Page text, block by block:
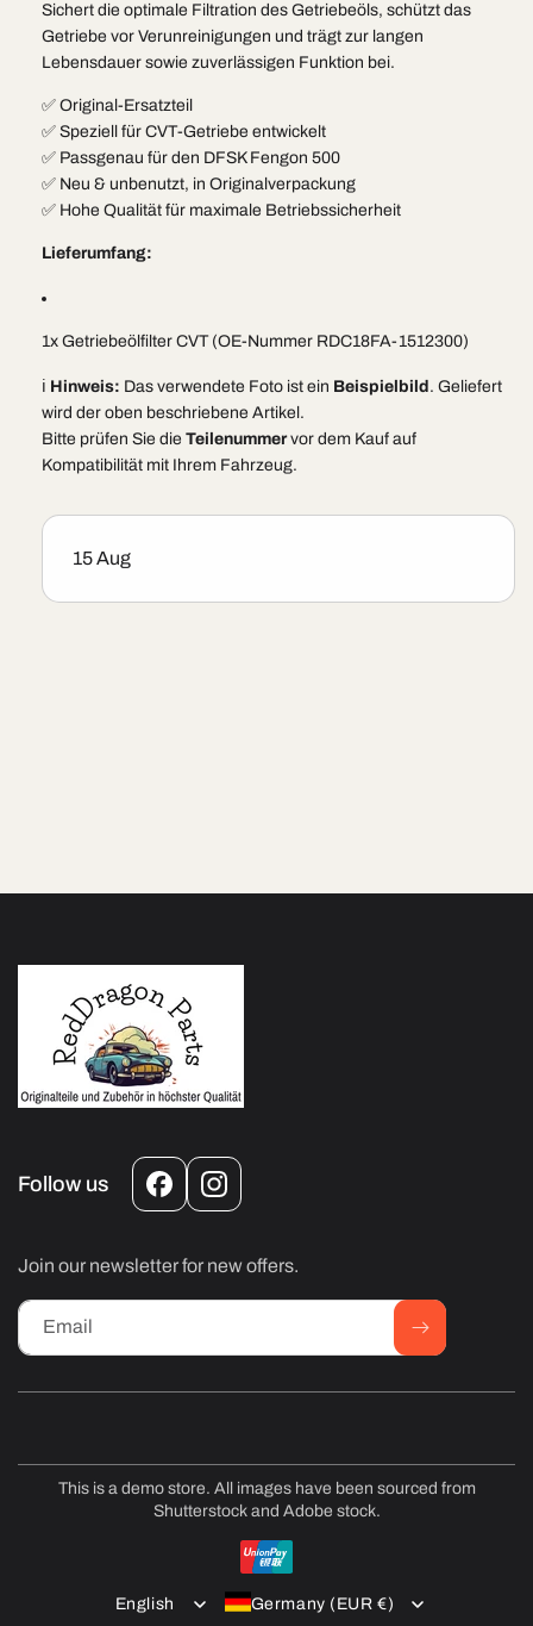
Sichert die optimale Filtration des Getriebeöls, schützt das
Getriebe vor Verunreinigungen und trägt zur langen
Lebensdauer sowie zuverlässigen Funktion bei.
✅ Original-Ersatzteil
✅ Speziell für CVT-Getriebe entwickelt
✅ Passgenau für den DFSK Fengon 500
✅ Neu & unbenutzt, in Originalverpackung
✅ Hohe Qualität für maximale Betriebssicherheit
Lieferumfang:
1x Getriebeölfilter CVT (OE-Nummer RDC18FA-1512300)
ℹ️ Hinweis: Das verwendete Foto ist ein Beispielbild . Geliefert
wird der oben beschriebene Artikel.
Bitte prüfen Sie die Teilenummervor dem Kauf auf
Kompatibilität mit Ihrem Fahrzeug.
15 Aug
Follow us
FacebookInstagram
Join our newsletter for new offers.
Email
This is a demo store. All images have been sourced from
Shutterstock and Adobe stock.
Payment
methods
English Germany (EUR €)